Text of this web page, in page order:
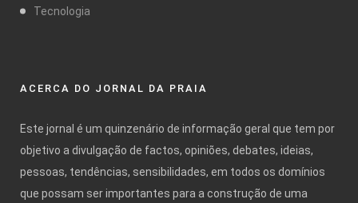
Tecnologia
ACERCA DO JORNAL DA PRAIA
Este jornal é um quinzenário de informação geral que tem por
objetivo a divulgação de factos, opiniões, debates, ideias,
pessoas, tendências, sensibilidades, em todos os domínios
que possam ser importantes para a construção de uma